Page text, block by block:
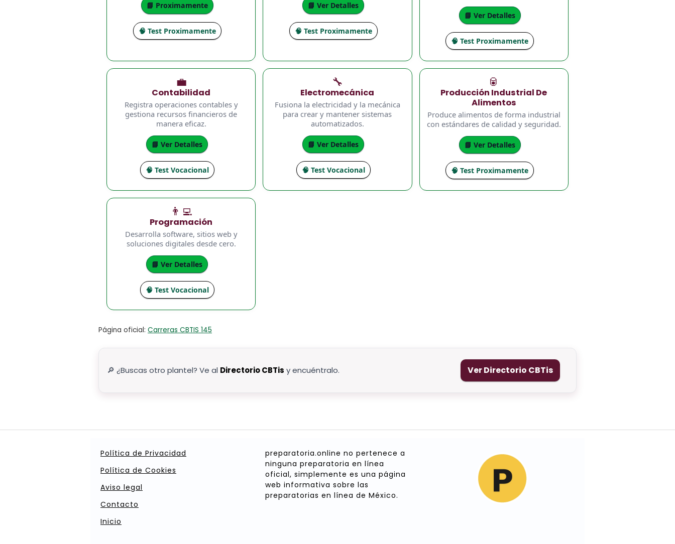
📘 Proximamente
🧠 Test Proximamente
📘 Ver Detalles
🧠 Test Proximamente
📘 Ver Detalles
🧠 Test Proximamente
💼
Contabilidad
Registra operaciones contables y
gestiona recursos financieros de
manera eficaz.
📘 Ver Detalles
🧠 Test Vocacional
🔧
Electromecánica
Fusiona la electricidad y la mecánica
para crear y mantener sistemas
automatizados.
📘 Ver Detalles
🧠 Test Vocacional
🥫
Producción Industrial De
Alimentos
Produce alimentos de forma industrial
con estándares de calidad y seguridad.
📘 Ver Detalles
🧠 Test Proximamente
👨‍💻
Programación
Desarrolla software, sitios web y
soluciones digitales desde cero.
📘 Ver Detalles
🧠 Test Vocacional
Página oficial: Carreras CBTIS 145
🔎 ¿Buscas otro plantel? Ve al Directorio CBTis y encuéntralo. Ver Directorio CBTis
Política de Privacidad
Política de Cookies
Aviso legal
Contacto
Inicio
preparatoria.online no pertenece a
ninguna preparatoria en línea
oficial, simplemente es una página
web informativa sobre las
preparatorias en línea de México.